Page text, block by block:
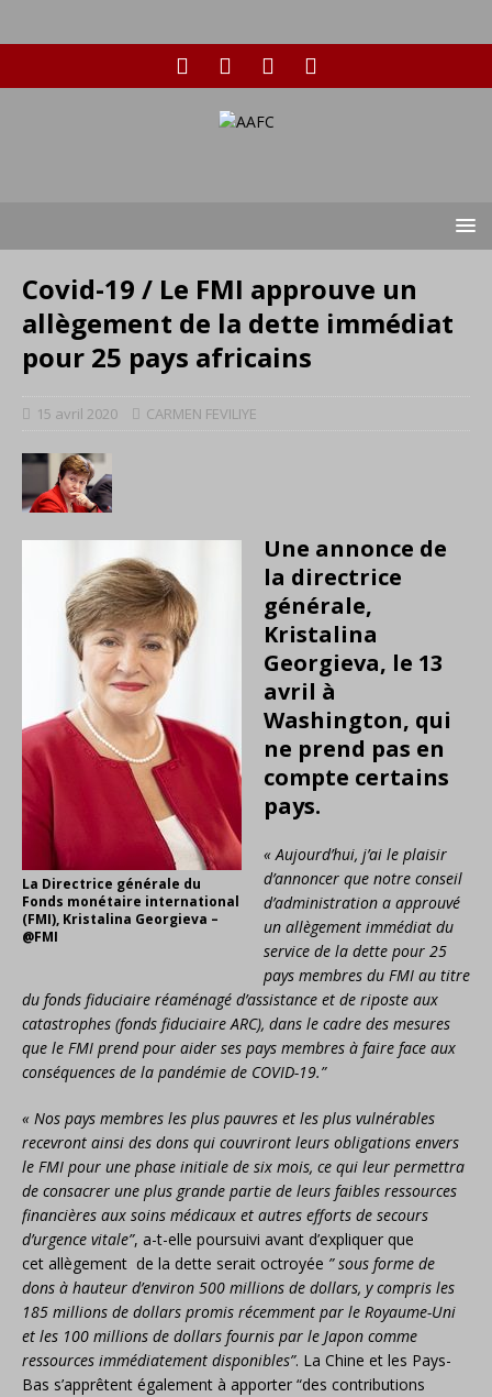
Covid-19 / Le FMI approuve un
allègement de la dette immédiat
pour 25 pays africains
15 avril 2020 CARMEN FEVILIYE
La Directrice générale du
Fonds monétaire international
(FMI), Kristalina Georgieva –
@FMI
Une annonce de
la directrice
générale,
Kristalina
Georgieva, le 13
avril à
Washington, qui
ne prend pas en
compte certains
pays.
« Aujourd’hui, j’ai le plaisir
d’annoncer que notre conseil
d’administration a approuvé
un allègement immédiat du
service de la dette pour 25
pays membres du FMI au titre
du fonds fiduciaire réaménagé d’assistance et de riposte aux
catastrophes (fonds fiduciaire ARC), dans le cadre des mesures
que le FMI prend pour aider ses pays membres à faire face aux
conséquences de la pandémie de COVID-19.”
« Nos pays membres les plus pauvres et les plus vulnérables
recevront ainsi des dons qui couvriront leurs obligations envers
le FMI pour une phase initiale de six mois, ce qui leur permettra
de consacrer une plus grande partie de leurs faibles ressources
financières aux soins médicaux et autres efforts de secours
d’urgence vitale”, a-t-elle poursuivi avant d’expliquer que
cet allègement de la dette serait octroyée ” sous forme de
dons à hauteur d’environ 500 millions de dollars, y compris les
185 millions de dollars promis récemment par le Royaume-Uni
et les 100 millions de dollars fournis par le Japon comme
ressources immédiatement disponibles”. La Chine et les Pays-
Bas s’apprêtent également à apporter “des contributions